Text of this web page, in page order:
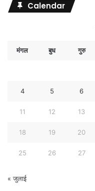
Calendar
मंगल बुध गुरु
4 5 6
11 12 13
18 19 20
25 26 27
« जुलाई